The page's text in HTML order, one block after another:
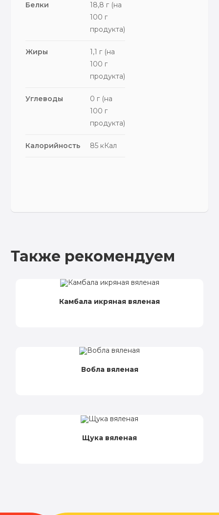
Белки
18,8 г (на
100 г
продукта)
Жиры
1,1 г (на
100 г
продукта)
Углеводы
0 г (на
100 г
продукта)
Калорийность 85 кКал
Также рекомендуем
Камбала икряная вяленая
Вобла вяленая
Щука вяленая